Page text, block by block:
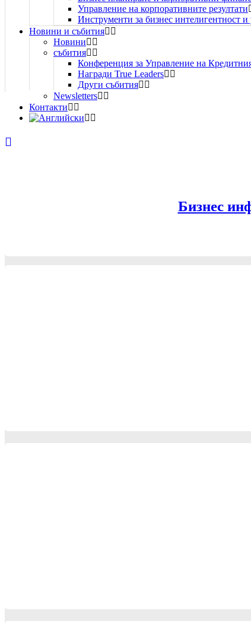
Управление на корпоративните резултати
Инструменти за бизнес интелигентност
Новини и събития
Новини
събития
Конференция за Управление на
Награди True Leaders
Други събития
Newsletters
Контакти
Бизнес